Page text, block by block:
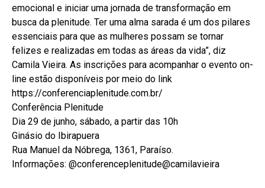
emocional e iniciar uma jornada de transformação em
busca da plenitude. Ter uma alma sarada é um dos pilares
essenciais para que as mulheres possam se tornar
felizes e realizadas em todas as áreas da vida”, diz
Camila Vieira. As inscrições para acompanhar o evento on-
line estão disponíveis por meio do link
https://conferenciaplenitude.com.br/
Conferência Plenitude
Dia 29 de junho, sábado, a partir das 10h
Ginásio do Ibirapuera
Rua Manuel da Nóbrega, 1361, Paraíso.
Informações: @conferenceplenitude@camilavieira